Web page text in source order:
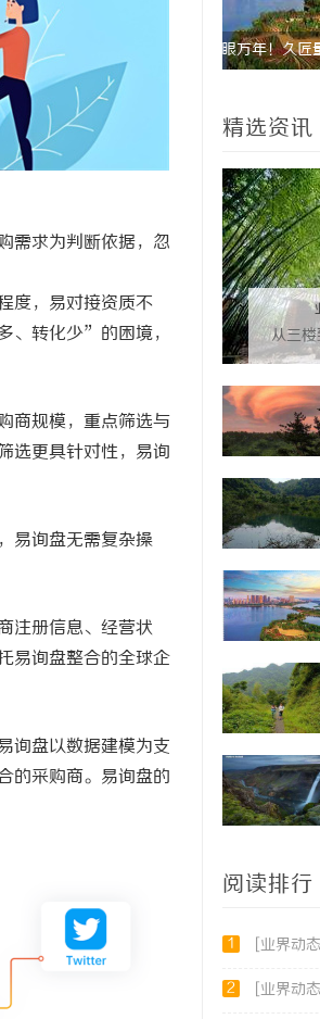
需求为判断依据，忽
度，易对接资质不
、转化少”的困境，
商规模，重点筛选与
选更具针对性，易询
易询盘无需复杂操
注册信息、经营状
易询盘整合的全球企
询盘以数据建模为支
的采购商。易询盘的
万年！久匠量身定制的眉眼
脸的点睛之笔！淡颜系女生的
全面解析免
精选资讯
从三
部高
阅读排行
1 [业界动态]
2 [业界动态]